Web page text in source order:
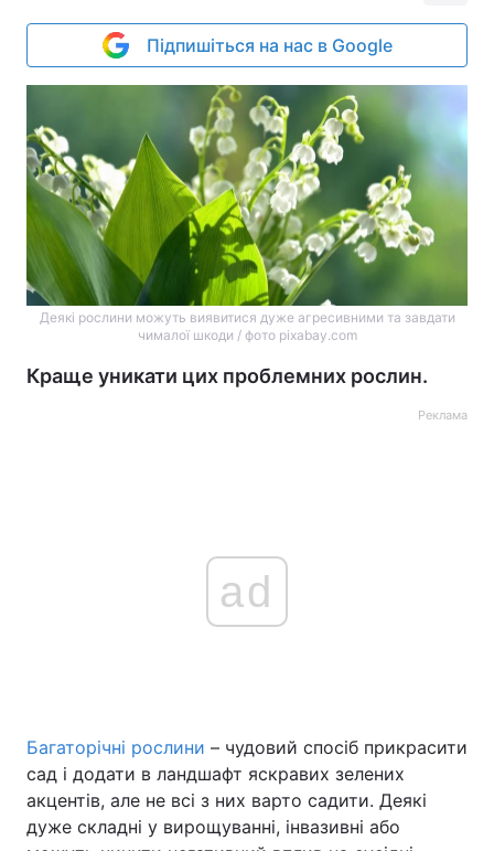
Підпишіться на нас в Google
Деякі рослини можуть виявитися дуже агресивними та завдати
чималої шкоди / фото pixabay.com
Краще уникати цих проблемних рослин.
Реклама
ad
Багаторічні рослини – чудовий спосіб прикрасити
сад і додати в ландшафт яскравих зелених
акцентів, але не всі з них варто садити. Деякі
дуже складні у вирощуванні, інвазивні або